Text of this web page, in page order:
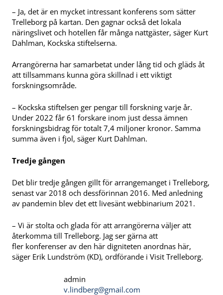
– Ja, det är en mycket intressant konferens som sätter
Trelleborg på kartan. Den gagnar också det lokala
näringslivet och hotellen får många nattgäster, säger Kurt
Dahlman, Kockska stiftelserna.
Arrangörerna har samarbetat under lång tid och gläds åt
att tillsammans kunna göra skillnad i ett viktigt
forskningsområde.
– Kockska stiftelsen ger pengar till forskning varje år.
Under 2022 får 61 forskare inom just dessa ämnen
forskningsbidrag för totalt 7,4 miljoner kronor. Samma
summa även i fjol, säger Kurt Dahlman.
Tredje gången
Det blir tredje gången gillt för arrangemanget i Trelleborg,
senast var 2018 och dessförinnan 2016. Med anledning
av pandemin blev det ett livesänt webbinarium 2021.
– Vi är stolta och glada för att arrangörerna väljer att
återkomma till Trelleborg. Jag ser gärna att
fler konferenser av den här digniteten anordnas här,
säger Erik Lundström (KD), ordförande i Visit Trelleborg.
admin
v.lindberg@gmail.com